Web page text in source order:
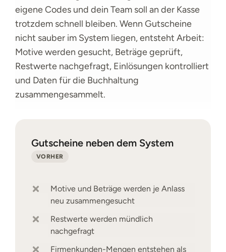
eigene Codes und dein Team soll an der Kasse
trotzdem schnell bleiben. Wenn Gutscheine
nicht sauber im System liegen, entsteht Arbeit:
Motive werden gesucht, Beträge geprüft,
Restwerte nachgefragt, Einlösungen kontrolliert
und Daten für die Buchhaltung
zusammengesammelt.
Gutscheine neben dem System
VORHER
Motive und Beträge werden je Anlass
neu zusammengesucht
Restwerte werden mündlich
nachgefragt
Firmenkunden-Mengen entstehen als